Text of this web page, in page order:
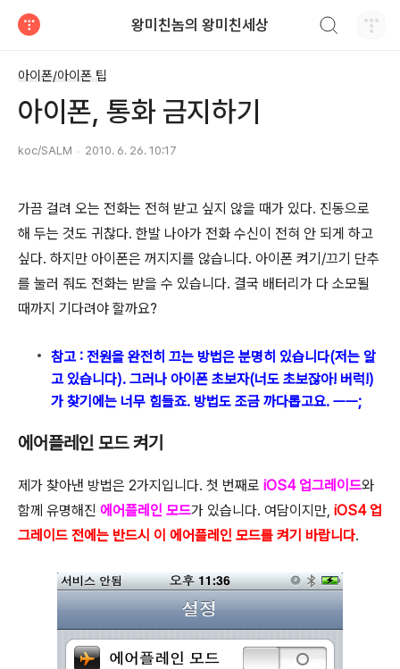
왕미친놈의 왕미친세상
아이폰/아이폰 팁
아이폰, 통화 금지하기
koc/SALM 2010. 6. 26. 10:17
가끔 걸려 오는 전화는 전혀 받고 싶지 않을 때가 있다. 진동으로
해 두는 것도 귀찮다. 한발 나아가 전화 수신이 전혀 안 되게 하고
싶다. 하지만 아이폰은 꺼지지를 않습니다. 아이폰 켜기/끄기 단추
를 눌러 줘도 전화는 받을 수 있습니다. 결국 배터리가 다 소모될
때까지 기다려야 할까요?
참고 : 전원을 완전히 끄는 방법은 분명히 있습니다(저는 알
고 있습니다). 그러나 아이폰 초보자(너도 초보잖아! 버럭!)
가 찾기에는 너무 힘들죠. 방법도 조금 까다롭고요. ㅡㅡ;
에어플레인 모드 켜기
제가 찾아낸 방법은 2가지입니다. 첫 번째로 iOS4 업그레이드와
함께 유명해진 에어플레인 모드가 있습니다. 여담이지만, iOS4 업
그레이드 전에는 반드시 이 에어플레인 모드를 켜기 바랍니다.